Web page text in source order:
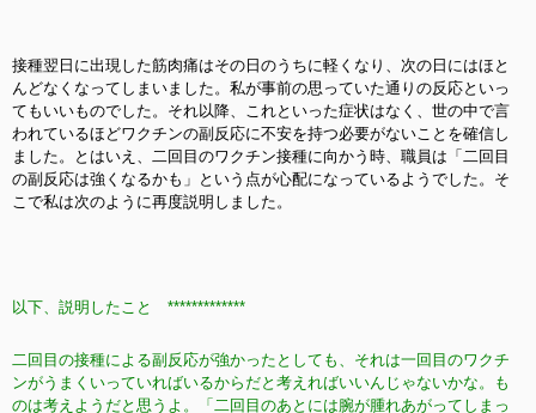
接種翌日に出現した筋肉痛はその日のうちに軽くなり、次の日にはほと
んどなくなってしまいました。私が事前の思っていた通りの反応といっ
てもいいものでした。それ以降、これといった症状はなく、世の中で言
われているほどワクチンの副反応に不安を持つ必要がないことを確信し
ました。とはいえ、二回目のワクチン接種に向かう時、職員は「二回目
の副反応は強くなるかも」という点が心配になっているようでした。そ
こで私は次のように再度説明しました。
以下、説明したこと *************
二回目の接種による副反応が強かったとしても、それは一回目のワクチ
ンがうまくいっていればいるからだと考えればいいんじゃないかな。も
のは考えようだと思うよ。「二回目のあとには腕が腫れあがってしまっ